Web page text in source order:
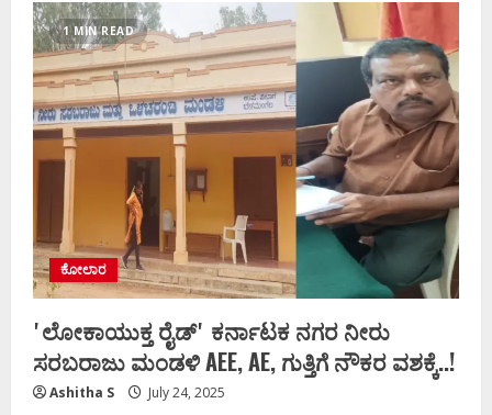
ವಿರೋಧ,
ರೈಲಿಗೆ
ತಲೆಕೊಟ್ಟು
ಪ್ರೇಮಿಗಳಿಬ್ಬರು
ಆತ್ಮಹತ್ಯೆ..!
1 MIN READ
ಕೋಲಾರ
ʼಲೋಕಾಯುಕ್ತ ರೈಡ್‌ʼ ಕರ್ನಾಟಕ ನಗರ ನೀರು
ಸರಬರಾಜು ಮಂಡಳಿ AEE, AE, ಗುತ್ತಿಗೆ ನೌಕರ ವಶಕ್ಕೆ..!
Ashitha S July 24, 2025